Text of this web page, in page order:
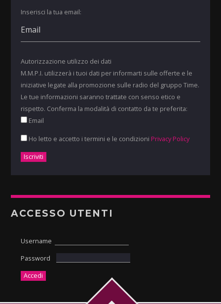
Inserisci la tua email:
Autorizzazione utilizzo dei dati
M.M.P.I. utilizzerà i tuoi dati per informarti sulle offerte e le
iniziative legate alla promozione sulle radio del gruppo Time.
Le tue informazioni saranno trattate con senso etico e
rispetto. Conferma la modalità di contatto da te preferita:
Email
Ho letto e accetto i termini e le condizioni Privacy Policy
ACCESSO UTENTI
Username
Password